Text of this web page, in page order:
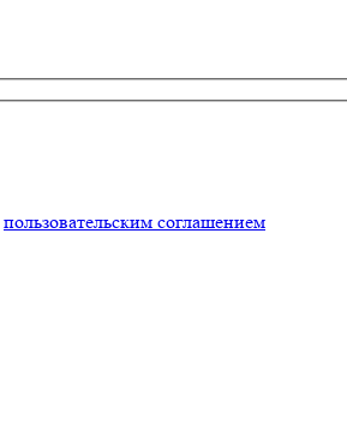
пользовательским соглашением